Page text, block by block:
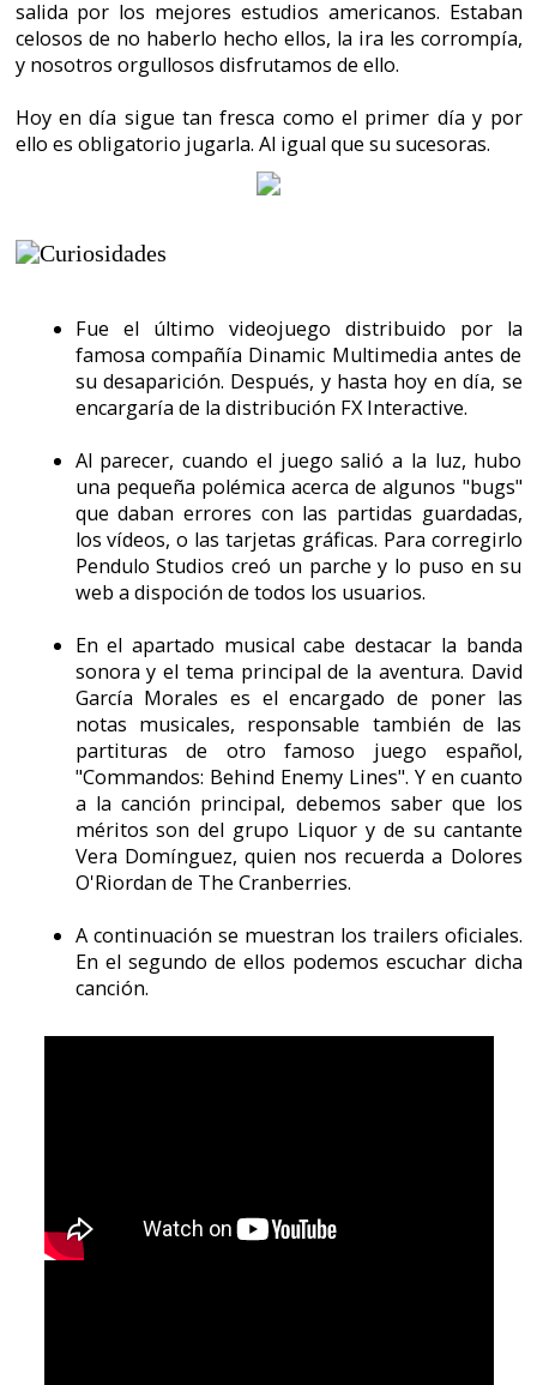
méritos son del grupo Liquor y de su cantante
Vera Domínguez, quien nos recuerda a Dolores
O'Riordan de The Cranberries.
En el segundo de ellos podemos escuchar dicha
canción.
Todavía existen compañías como Péndulo Studios, que
mantienen que el paso de las 2D a las 3D ha sido
precipitado, y aún es posible explotar posibilidades
intermedias.
Micromanía nº 71 (3ª época). Diciembre 2000